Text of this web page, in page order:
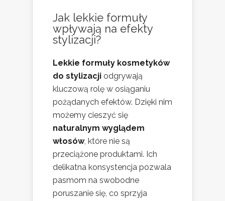
Jak lekkie formuły
wpływają na efekty
stylizacji?
Lekkie formuły kosmetyków
do stylizacji odgrywają
kluczową rolę w osiąganiu
pożądanych efektów. Dzięki nim
możemy cieszyć się
naturalnym wyglądem
włosów, które nie są
przeciążone produktami. Ich
delikatna konsystencja pozwala
pasmom na swobodne
poruszanie się, co sprzyja